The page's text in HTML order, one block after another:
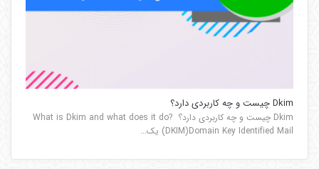
Dkim چیست و چه کاربردی دارد؟
Dkim چیست و چه کاربردی دارد؟ ?What is Dkim and what does it do
DKIM)Domain Key Identified Mail) یک...